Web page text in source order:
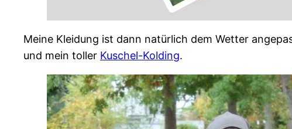
Meine Kleidung ist dann natürlich dem Wetter
und mein toller Kuschel-Kolding.